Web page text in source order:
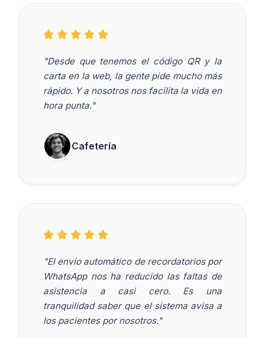
"Desde que tenemos el código QR y la
carta en la web, la gente pide mucho más
rápido. Y a nosotros nos facilita la vida en
hora punta."
Cafetería
"El envío automático de recordatorios por
WhatsApp nos ha reducido las faltas de
asistencia a casi cero. Es una
tranquilidad saber que el sistema avisa a
los pacientes por nosotros."